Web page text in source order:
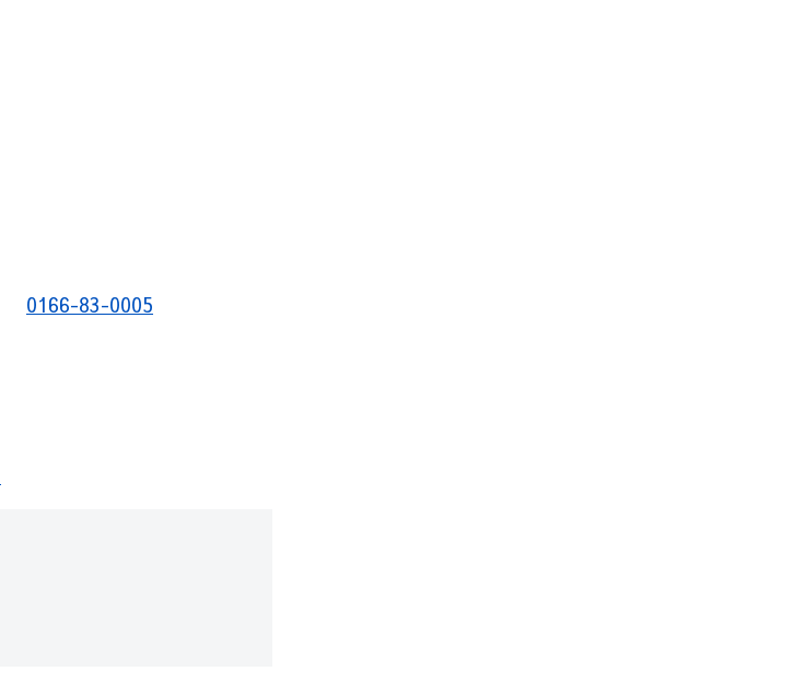
0166-83-0005